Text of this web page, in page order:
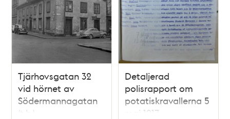
Tjärhovsgatan 32
vid hörnet av
Södermannagatan
(t.h.)
Detaljerad
polisrapport om
potatiskravallerna 5
maj 1917